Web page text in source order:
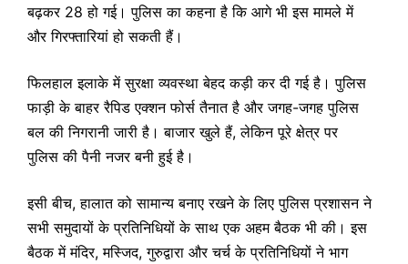
बढ़कर 28 हो गई। पुलिस का कहना है कि आगे भी इस मामले में
और गिरफ्तारियां हो सकती हैं।
फिलहाल इलाके में सुरक्षा व्यवस्था बेहद कड़ी कर दी गई है। पुलिस
फाड़ी के बाहर रैपिड एक्शन फोर्स तैनात है और जगह-जगह पुलिस
बल की निगरानी जारी है। बाजार खुले हैं, लेकिन पूरे क्षेत्र पर
पुलिस की पैनी नजर बनी हुई है।
इसी बीच, हालात को सामान्य बनाए रखने के लिए पुलिस प्रशासन ने
सभी समुदायों के प्रतिनिधियों के साथ एक अहम बैठक भी की। इस
बैठक में मंदिर, मस्जिद, गुरुद्वारा और चर्च के प्रतिनिधियों ने भाग